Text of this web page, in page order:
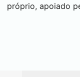
próprio, apoiado